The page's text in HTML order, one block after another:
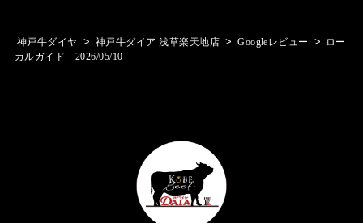
神戸牛ダイヤ > 神戸牛ダイア 浅草楽天地店 > Googleレビュー >
ロー
カルガイド 2026/05/10